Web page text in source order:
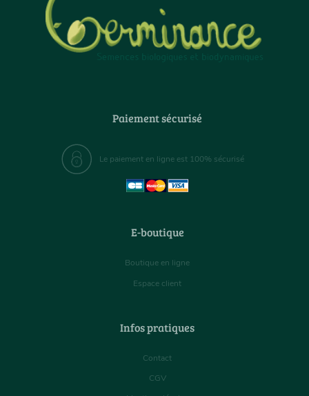
Paiement sécurisé
Le paiement en ligne est 100% sécurisé
E-boutique
Boutique en ligne
Espace client
Infos pratiques
Contact
CGV